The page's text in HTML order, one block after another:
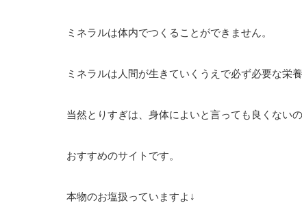
ミネラルは体内でつくることができません。
ミネラルは人間が生きていくうえで必ず必要な栄
当然とりすぎは、身体によいと言っても良くない
おすすめのサイトです。
本物のお塩扱っていますよ↓